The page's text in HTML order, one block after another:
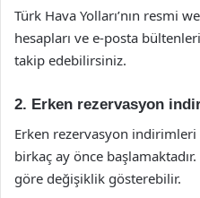
Türk Hava Yolları’nın resmi
hesapları ve e-posta bültenleri
takip edebilirsiniz.
2. Erken rezervasyon
Erken rezervasyon
birkaç ay önce
göre değişiklik gösterebilir.